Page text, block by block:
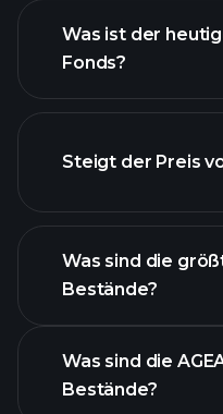
Was ist der
Fonds?
Steigt der Preis
Was sind die
Bestände?
Was sind die
Bestände?